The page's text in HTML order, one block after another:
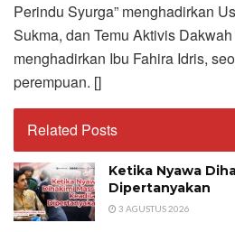
Perindu Syurga” menghadirkan
Sukma, dan Temu Aktivis
menghadirkan Ibu Fahira Idris,
perempuan. []
Related Posts
Ketika Nyawa
Dipertanyakan
3 AGUSTUS 2026